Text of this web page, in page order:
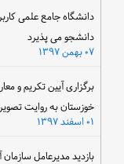
دانشگاه جامع علمی
دانشجو می پذیرد
۰۷ بهمن ۱۳۹۷
برگزاری آیین تکریم و
خوزستان به روایت تصویر
۰۱ اسفند ۱۳۹۷
بازدید مدیرعامل